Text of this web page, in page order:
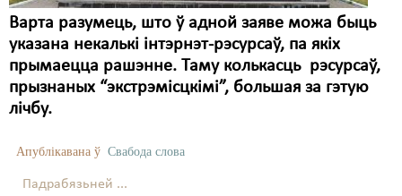
Варта разумець, што ў адной заяве можа быць
указана некалькі інтэрнэт-рэсурсаў, па якіх
прымаецца рашэнне. Таму колькасць рэсурсаў,
прызнаных “экстрэмісцкімі”, большая за гэтую
лічбу.
Апублікавана ў Свабода слова
Падрабязьней ...
ЛПП
Мігранты
Палітвязьні
Праваабаронцы
Правы дзіцяці